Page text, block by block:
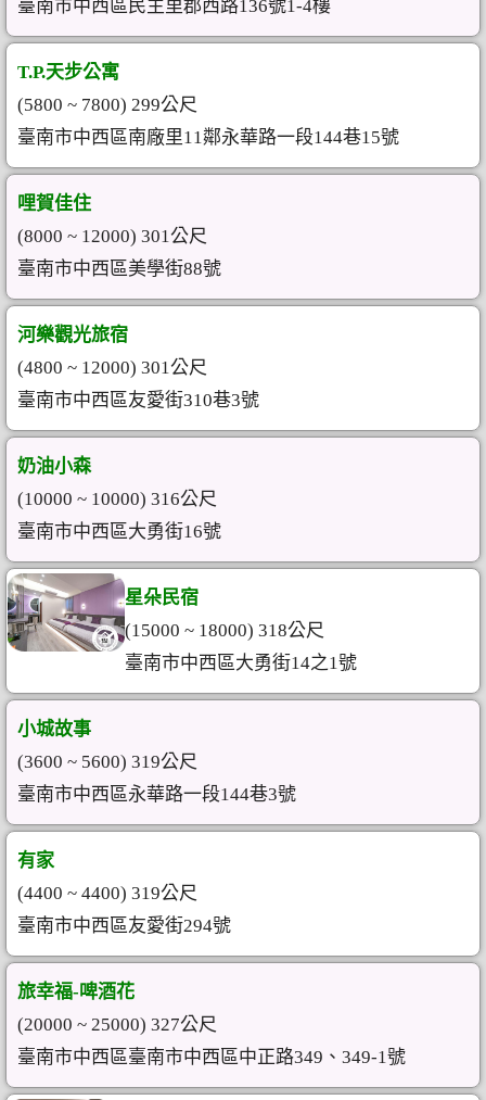
臺南市中西區民主里郡西路136號1-4樓
T.P.天步公寓
(5800 ~ 7800) 299公尺
臺南市中西區南廠里11鄰永華路一段144巷15號
哩賀佳住
(8000 ~ 12000) 301公尺
臺南市中西區美學街88號
河樂觀光旅宿
(4800 ~ 12000) 301公尺
臺南市中西區友愛街310巷3號
奶油小森
(10000 ~ 10000) 316公尺
臺南市中西區大勇街16號
星朵民宿
(15000 ~ 18000) 318公尺
臺南市中西區大勇街14之1號
小城故事
(3600 ~ 5600) 319公尺
臺南市中西區永華路一段144巷3號
有家
(4400 ~ 4400) 319公尺
臺南市中西區友愛街294號
旅幸福-啤酒花
(20000 ~ 25000) 327公尺
臺南市中西區臺南市中西區中正路349、349-1號